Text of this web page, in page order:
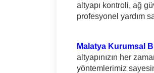
altyapı kontroli, ağ
profesyonel yardım
Malatya Kurumsal
altyapınızın her
yöntemlerimiz